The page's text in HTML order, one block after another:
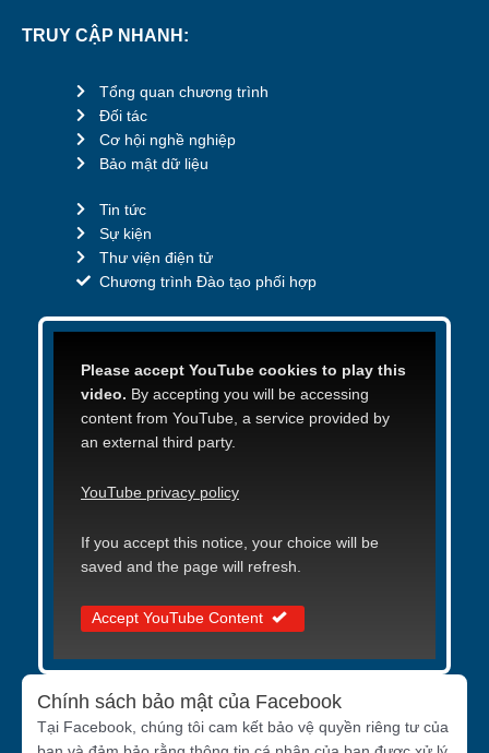
TRUY CẬP NHANH:
Tổng quan chương trình
Đối tác
Cơ hội nghề nghiệp
Bảo mật dữ liệu
Tin tức
Sự kiện
Thư viện điện tử
Chương trình Đào tạo phối hợp
Please accept YouTube cookies to play this
video. By accepting you will be accessing
content from YouTube, a service provided by
an external third party.
YouTube privacy policy
If you accept this notice, your choice will be
saved and the page will refresh.
Accept YouTube Content
Chính sách bảo mật của Facebook
Tại Facebook, chúng tôi cam kết bảo vệ quyền riêng tư của